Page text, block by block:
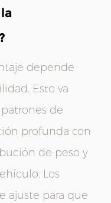
depende
Esto va
de
profunda con
de peso y
Los
ajuste para que